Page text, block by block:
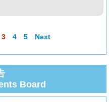
Board
3 4 5 Next